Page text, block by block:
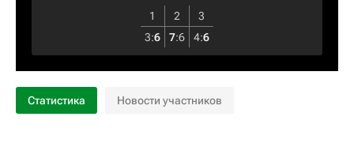
1 2
3
3:6 7:6 4:6
Статистика Новости участников